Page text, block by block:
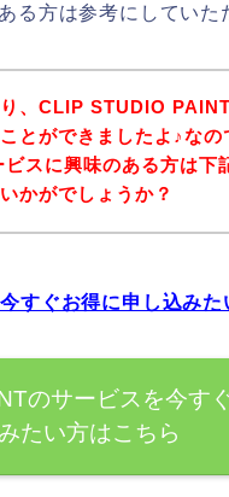
方は参考にしていた
、CLIP STUDIO
とができましたよ♪な
スに興味のある方は下
かがでしょうか？
すぐお得に申し込みた
のサービスを今す
たい方はこちら